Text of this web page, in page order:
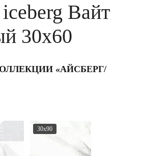
Вайт
30x60
«АЙСБЕРГ/
30х90